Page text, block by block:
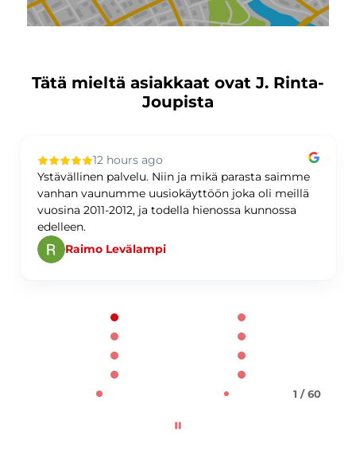
Tätä mieltä asiakkaat ovat J. Rinta-
Joupista
12 hours ago
Ystävällinen palvelu. Niin ja mikä parasta saimme
vanhan vaunumme uusiokäyttöön joka oli meillä
vuosina 2011-2012, ja todella hienossa kunnossa
edelleen.
Raimo Levälampi
1 / 60